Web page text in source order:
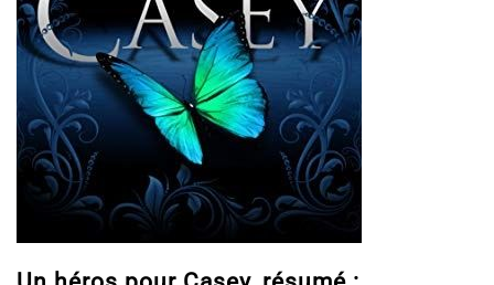
Un héros pour Casey, résumé :